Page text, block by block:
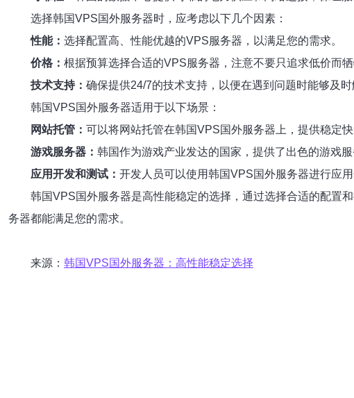
选择韩国VPS国外服务器时，应考虑以下几个因素：
性能： 选择配置高、性能优越的VPS服务器，以满足您的需求。
价格： 根据预算选择合适的VPS服务器，注意不要只追求低价而牺
技术支持： 确保提供24/7的技术支持，以便在遇到问题时能够及时
韩国VPS国外服务器适用于以下场景：
网站托管： 可以将网站托管在韩国VPS国外服务器上，提供稳定快
游戏服务器： 韩国作为游戏产业发达的国家，提供了出色的游戏服
应用开发和测试： 开发人员可以使用韩国VPS国外服务器进行应用
韩国VPS国外服务器是高性能稳定的选择，通过选择合适的配置
务器都能满足您的需求。
来源： 韩国VPS国外服务器：高性能稳定选择